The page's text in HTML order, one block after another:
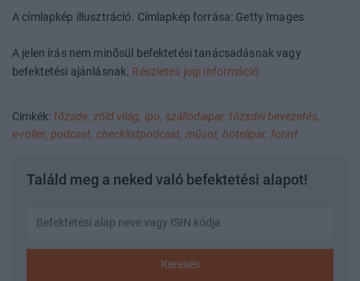
A címlapkép illusztráció. Címlapkép forrása: Getty Images
A jelen írás nem minősül befektetési tanácsadásnak vagy
befektetési ajánlásnak. Részletes jogi információ
Címkék: tőzsde, zöld világ, ipo, szállodaipar, tőzsdei bevezetés,
e-roller, podcast, checklistpodcast, műsor, hotelipar, forint
Találd meg a neked való befektetési alapot!
Keresés